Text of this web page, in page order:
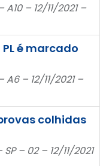
– 12/11/2021 –
é marcado
– 12/11/2021 –
colhidas
– 02 – 12/11/2021